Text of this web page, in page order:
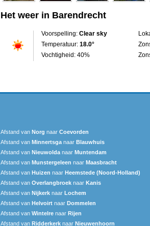
Het weer in Barendrecht
Voorspelling: Clear sky
Temperatuur: 18.0°
Vochtigheid: 40%
Afstand van Norg naar Coevorden
Afstand van Minnertsga naar Blauwhuis
Afstand van Nieuwolda naar Muntendam
Afstand van Munstergeleen naar Maasbracht
Afstand van Huizen naar Heemstede (Noord-Holland)
Afstand van Overlangbroek naar Kanis
Afstand van Nijkerk naar Lochem
Afstand van Helvoirt naar Dommelen
Afstand van Wintelre naar Rijen
Afstand van Ridderkerk naar Nieuwenhoorn